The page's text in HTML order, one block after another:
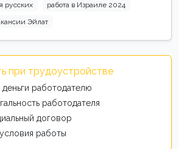
русских
работа в Израиле 2024
Эйлат
при трудоустройстве
работодателю
работодателя
договор
работы